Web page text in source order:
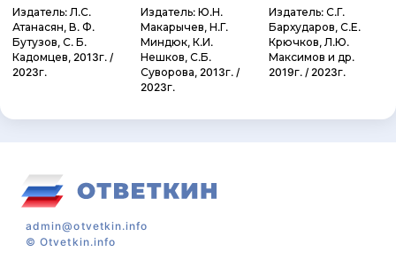
Издатель: Л.С.
Атанасян, В. Ф.
Бутузов, С. Б.
Кадомцев, 2013г. /
2023г.
Издатель: Ю.Н.
Макарычев, Н.Г.
Миндюк, К.И.
Нешков, С.Б.
Суворова, 2013г. /
2023г.
Издатель: С.Г.
Бархударов, С.Е.
Крючков, Л.Ю.
Максимов и др.
2019г. / 2023г.
admin@otvetkin.info
©Otvetkin.info